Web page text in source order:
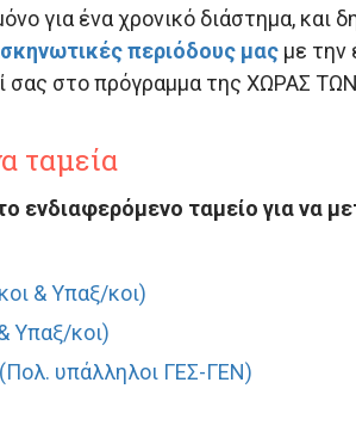
για ένα χρονικό διάστημα,
περιόδους μας με την
σας στο πρόγραμμα της ΧΩΡΑΣ
ταμεία
ενδιαφερόμενο ταμείο για να
& Υπαξ/κοι)
Υπαξ/κοι)
υπάλληλοι ΓΕΣ-ΓΕΝ)